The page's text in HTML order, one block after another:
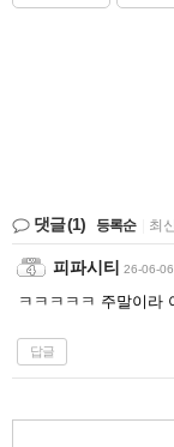
댓글(1) 등록순 최
피파시티 26-06-
ㅋㅋㅋㅋㅋ 주말이라
답글